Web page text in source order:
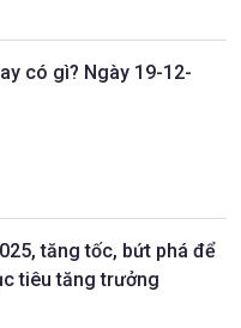
có gì? Ngày 19-12-
tăng tốc, bứt phá để
tiêu tăng trưởng